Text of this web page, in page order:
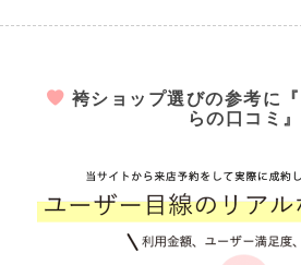
袴ショップ選びの参考に
らの口コミ』